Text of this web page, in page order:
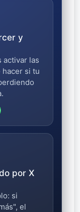
y
activar las
hacer si tu
por X
si
el